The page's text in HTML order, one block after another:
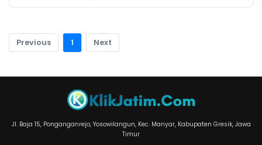
Previous 1 Next
Jl. Baja 15, Ponganganrejo, Yosowilangun, Kec. Manyar, Kabupaten Gresik, Jawa
Timur